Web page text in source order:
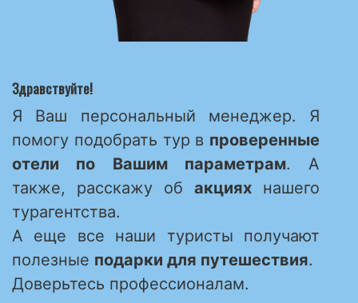
Здравствуйте!
Я Ваш персональный менеджер. Я
помогу подобрать тур в проверенные
отели по Вашим параметрам. А
также, расскажу об акциях нашего
турагентства.
А еще все наши туристы получают
полезные подарки для путешествия.
Доверьтесь профессионалам.